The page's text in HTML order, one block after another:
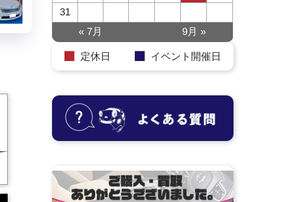
31
« 7月
9月 »
定休日 イベント開催日